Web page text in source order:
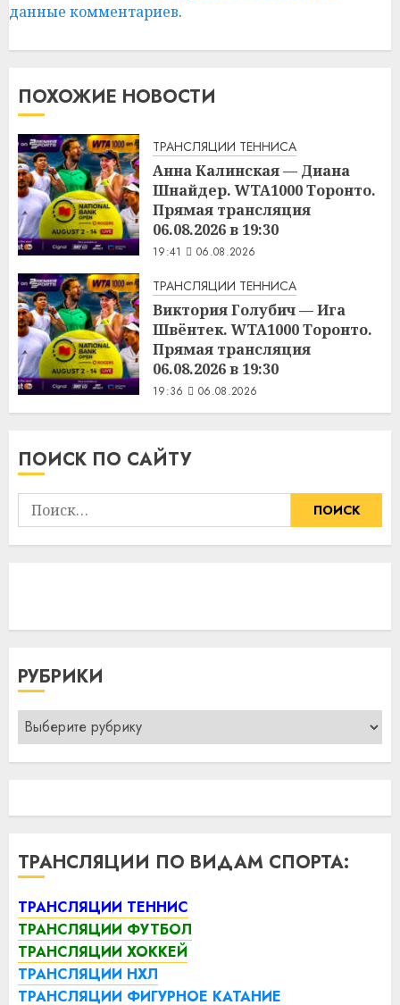
данные комментариев.
ПОХОЖИЕ НОВОСТИ
ТРАНСЛЯЦИИ ТЕННИСА
Анна Калинская — Диана
Шнайдер. WTA1000 Торонто.
Прямая трансляция
06.08.2026 в 19:30
19:41 06.08.2026
ТРАНСЛЯЦИИ ТЕННИСА
Виктория Голубич — Ига
Швёнтек. WTA1000 Торонто.
Прямая трансляция
06.08.2026 в 19:30
19:36 06.08.2026
ПОИСК ПО САЙТУ
Найти:
РУБРИКИ
Рубрики
ТРАНСЛЯЦИИ ПО ВИДАМ СПОРТА:
ТРАНСЛЯЦИИ ТЕННИС
ТРАНСЛЯЦИИ ФУТБОЛ
ТРАНСЛЯЦИИ ХОККЕЙ
ТРАНСЛЯЦИИ НХЛ
ТРАНСЛЯЦИИ ФИГУРНОЕ КАТАНИЕ